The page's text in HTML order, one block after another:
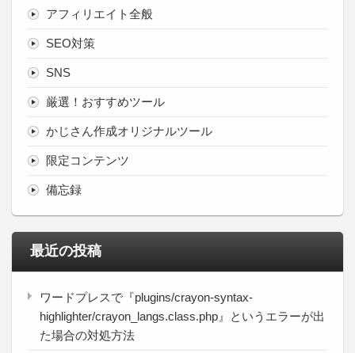
アフィリエイト全般
SEO対策
SNS
厳選！おすすめツール
かじさん作成オリジナルツール
限定コンテンツ
備忘録
最近の投稿
ワードプレスで『plugins/crayon-syntax-
highlighter/crayon_langs.class.php』というエラーが出
た場合の対処方法